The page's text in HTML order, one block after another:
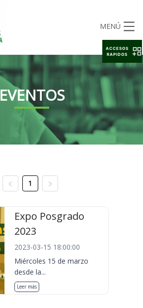
MENÚ
EVENTOS
1
Expo Posgrado
2023
2023-03-15 18:00:00
Miércoles 15 de marzo
desde la...
Leer más
ACCESOS
RAPIDOS